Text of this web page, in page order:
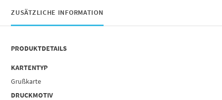
ZUSÄTZLICHE INFORMATION
PRODUKTDETAILS
KARTENTYP
Grußkarte
DRUCKMOTIV